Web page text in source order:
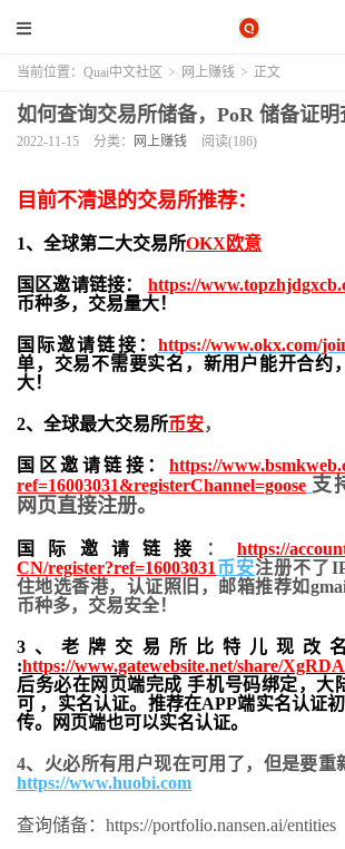
当前位置： Quai中文社区 > 网上赚钱 > 正文
如何查询交易所储备，PoR 储备证
2022-11-15 分类： 网上赚钱 阅读(186)
目前不清退的交易所推荐：
1、全球第二大交易所OKX欧意
国区邀请链接： https://
币种多，交易量大！
国际邀请链接： https://www.okx.com/
单，交易不需要实名，新用户能开合约，
大！
2、全球最大交易所币安，
国区邀请链接： https://
ref=16003031&registerChannel=goose 支
网页直接注册。
国际邀请链接 ：https://
CN/register?ref=16003031 币安注册不了
住地选香港，认证照旧， 邮箱推荐如
币种多，交易安全！
3、老牌交易所比特儿现改
:https://www.gatewebsite.net/share/
后务必在网页端完成 手机号码绑定，大
可 ，实名认证。推荐在APP端实名认证
传。网页端也可以实名认证。
4、火必所有用户现在可用了，但是要重
https://www.huobi.com
查询储备：https://portfolio.nansen.ai/entities